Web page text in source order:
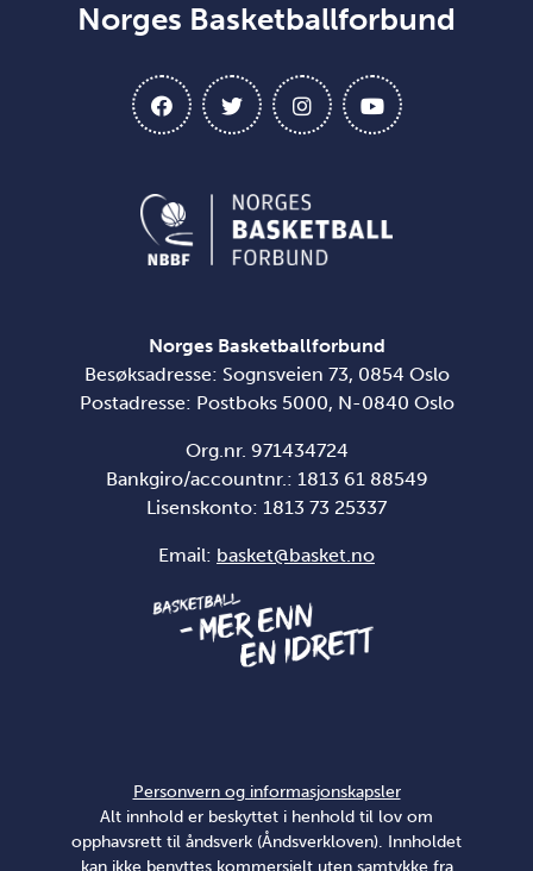
Norges Basketballforbund
Norges Basketballforbund
Besøksadresse: Sognsveien 73, 0854 Oslo
Postadresse: Postboks 5000, N-0840 Oslo
Org.nr. 971434724
Bankgiro/accountnr.: 1813 61 88549
Lisenskonto: 1813 73 25337
Email: basket@basket.no
Personvern og informasjonskapsler
Alt innhold er beskyttet i henhold til lov om
opphavsrett til åndsverk (Åndsverkloven). Innholdet
kan ikke benyttes kommersielt uten samtykke fra